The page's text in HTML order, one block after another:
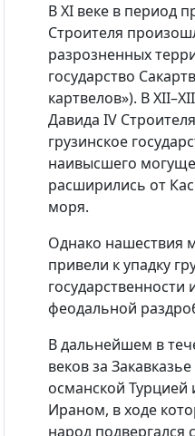
В XI веке в период
Строителя
разрозненных
государство
картвелов»). В
Давида IV
грузинское
наивысшего
расширились от
моря.
Однако нашествия
привели к упадку
государственности
феодальной
В дальнейшем в
веков за
османской Турцией
Ираном, в ходе
народ подвергался